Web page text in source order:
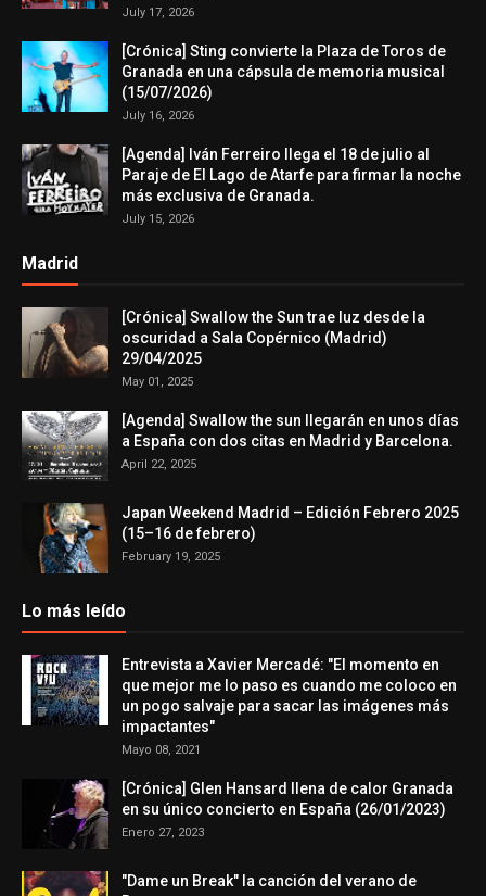
July 17, 2026
[Crónica] Sting convierte la Plaza de Toros de
Granada en una cápsula de memoria musical
(15/07/2026)
July 16, 2026
[Agenda] Iván Ferreiro llega el 18 de julio al
Paraje de El Lago de Atarfe para firmar la noche
más exclusiva de Granada.
July 15, 2026
Madrid
[Crónica] Swallow the Sun trae luz desde la
oscuridad a Sala Copérnico (Madrid)
29/04/2025
May 01, 2025
[Agenda] Swallow the sun llegarán en unos días
a España con dos citas en Madrid y Barcelona.
April 22, 2025
Japan Weekend Madrid – Edición Febrero 2025
(15–16 de febrero)
February 19, 2025
Lo más leído
Entrevista a Xavier Mercadé: "El momento en
que mejor me lo paso es cuando me coloco en
un pogo salvaje para sacar las imágenes más
impactantes"
Mayo 08, 2021
[Crónica] Glen Hansard llena de calor Granada
en su único concierto en España (26/01/2023)
Enero 27, 2023
"Dame un Break" la canción del verano de